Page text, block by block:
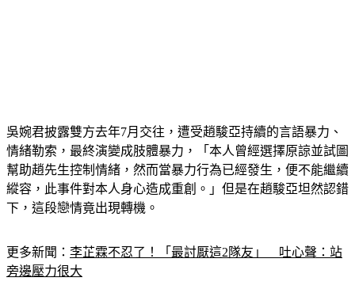
吳婉君披露雙方去年7月交往，遭受趙駿亞持續的言語暴力、
情緒勒索，最終演變成肢體暴力，「本人曾經選擇原諒並試圖
幫助趙先生控制情緒，然而當暴力行為已經發生，便不能繼續
縱容，此事件對本人身心造成重創。」但是在趙駿亞坦然認錯
下，這段戀情竟出現轉機。
更多新聞： 李芷霖不忍了！「最討厭這2隊友」　吐心聲：站
旁邊壓力很大